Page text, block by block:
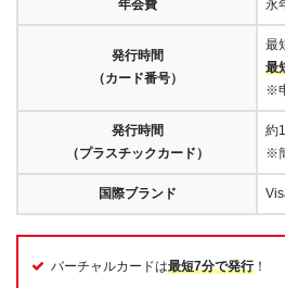
年会費 永
発行時間
（カード番号）
最
最
※
発行時間
（プラスチックカード）
約
※
国際ブランド
バーチャルカードは最短7分で発行！